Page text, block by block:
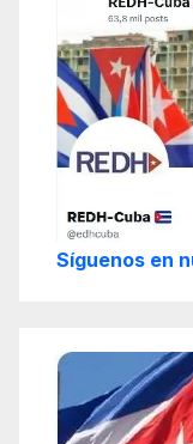
Síguenos en